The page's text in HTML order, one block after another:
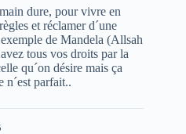
dure, pour vivre en
et réclamer d´une
de Mandela (Allsah
tous vos droits par la
qu´on désire mais ça
n´est parfait..